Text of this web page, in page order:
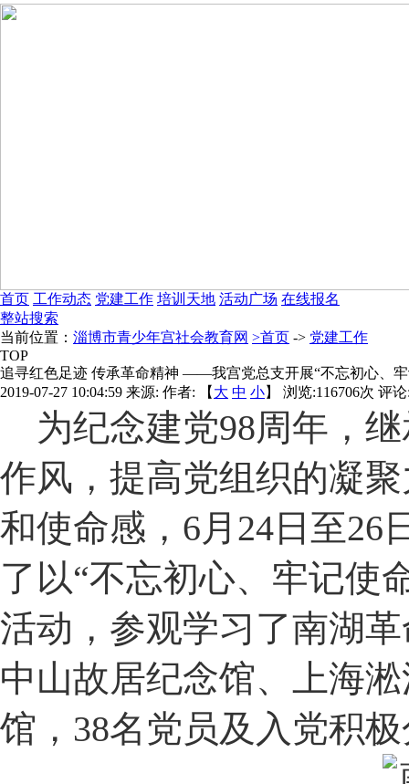
首页 工作动态 党建工作 培训天地 活动广场 在线报名
整站搜索
当前位置： 淄博市青少年宫社会教育网 >首页 -> 党建工作
TOP
追寻红色足迹 传承革命精神 ——我宫党总支开展“不忘初心、牢
2019-07-27 10:04:59 来源: 作者: 【 大 中 小】 浏览:116706次 评
为纪念建党98周年，
作风，提高党组织的凝
和使命感，6月24日至26
了以“不忘初心、牢记使
活动，参观学习了南湖
中山故居纪念馆、上海
馆，38名党员及入党积